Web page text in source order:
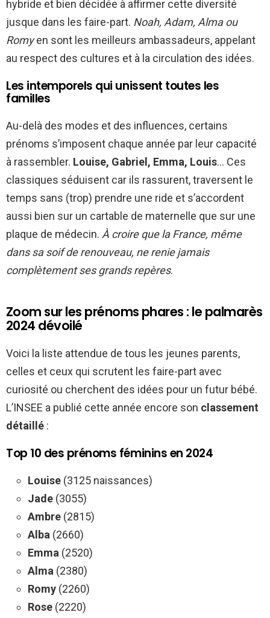
hybride et bien décidée à affirmer cette diversité
jusque dans les faire-part. Noah, Adam, Alma ou
Romyen sont les meilleurs ambassadeurs, appelant
au respect des cultures et à la circulation des idées.
Les intemporels qui unissent toutes les
familles
Au-delà des modes et des influences, certains
prénoms s’imposent chaque année par leur capacité
à rassembler. Louise, Gabriel, Emma, Louis… Ces
classiques séduisent car ils rassurent, traversent le
temps sans (trop) prendre une ride et s’accordent
aussi bien sur un cartable de maternelle que sur une
plaque de médecin. À croire que la France, même
dans sa soif de renouveau, ne renie jamais
complètement ses grands repères.
Zoom sur les prénoms phares : le palmarès
2024 dévoilé
Voici la liste attendue de tous les jeunes parents,
celles et ceux qui scrutent les faire-part avec
curiosité ou cherchent des idées pour un futur bébé.
L’INSEE a publié cette année encore son classement
détaillé :
Top 10 des prénoms féminins en 2024
Louise (3125 naissances)
Jade (3055)
Ambre (2815)
Alba (2660)
Emma (2520)
Alma (2380)
Romy (2260)
Rose (2220)